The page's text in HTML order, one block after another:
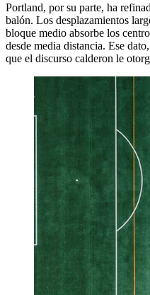
Portland, por su parte, ha
balón. Los desplazamientos
bloque medio absorbe los
desde media distancia. Ese
que el discurso calderon le